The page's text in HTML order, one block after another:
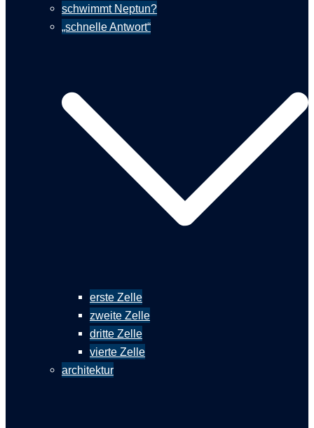
schwimmt Neptun?
„schnelle Antwort“
erste Zelle
zweite Zelle
dritte Zelle
vierte Zelle
architektur